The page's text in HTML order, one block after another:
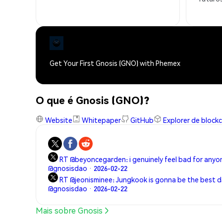
Get Your First Gnosis (GNO) with Phemex
O que é Gnosis (GNO)?
Website Whitepaper GitHub Explorer de
RT @beyoncegarden: i genuinely feel bad for
@gnosisdao · 2026-02-22
RT @jeonisminee: Jungkook is gonna be the best
@gnosisdao · 2026-02-22
Mais sobre Gnosis